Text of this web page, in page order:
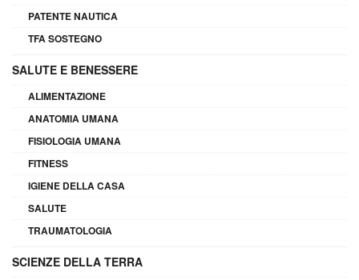
PATENTE NAUTICA
TFA SOSTEGNO
SALUTE E BENESSERE
ALIMENTAZIONE
ANATOMIA UMANA
FISIOLOGIA UMANA
FITNESS
IGIENE DELLA CASA
SALUTE
TRAUMATOLOGIA
SCIENZE DELLA TERRA